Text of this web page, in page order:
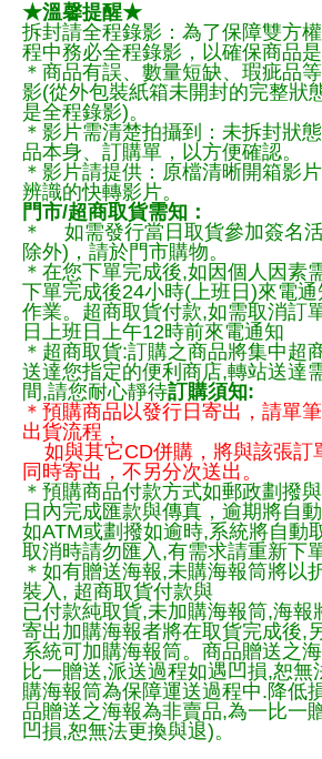
★溫馨提醒★
拆封請全程錄影：為了保障雙方
程中務必全程錄影，以確保商品是
＊商品有誤、數量短缺、瑕疵品
影(從外包裝紙箱未開封的完整狀
是全程錄影)。
＊影片需清楚拍攝到：未拆封狀
品本身、訂購單，以方便確認。
＊影片請提供：原檔清晰開箱影
辨識的快轉影片。
門市/超商取貨需知：
＊ 如需發行當日取貨參加簽名
除外)，請於門市購物。
＊在您下單完成後,如因個人因素
下單完成後24小時(上班日)來電
作業。超商取貨付款,如需取消訂
日上班日上午12時前來電通知
＊超商取貨:訂購之商品將集中超
送達您指定的便利商店,轉站送達
間,請您耐心靜待訂購須知:
＊預購商品以發行日寄出，請單
出貨流程，
如與其它CD併購，將與該張訂
同時寄出，不另分次送出。
＊預購商品付款方式如郵政劃撥
日內完成匯款與傳真，逾期將自
如ATM或劃撥如逾時,系統將自動
取消時請勿匯入,有需求請重新下
＊如有贈送海報,未購海報筒將以
裝入, 超商取貨付款與
已付款純取貨,未加購海報筒,海報
寄出加購海報者將在取貨完成後,
系統可加購海報筒。商品贈送之
比一贈送,派送過程如遇凹損,恕無
購海報筒為保障運送過程中.降低
品贈送之海報為非賣品,為一比一
凹損,恕無法更換與退)。